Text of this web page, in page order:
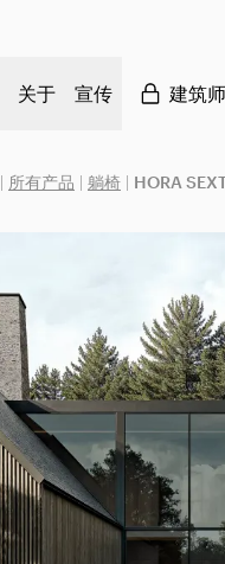
关于 宣传 建筑
| 所有产品 | 躺椅 | HORA